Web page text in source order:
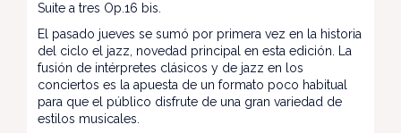
Suite a tres Op.16 bis.
El pasado jueves se sumó por primera vez en la historia
del ciclo el jazz, novedad principal en esta edición. La
fusión de intérpretes clásicos y de jazz en los
conciertos es la apuesta de un formato poco habitual
para que el público disfrute de una gran variedad de
estilos musicales.